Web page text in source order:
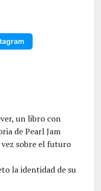
un libro con
de Pearl Jam
sobre el futuro
la identidad de su